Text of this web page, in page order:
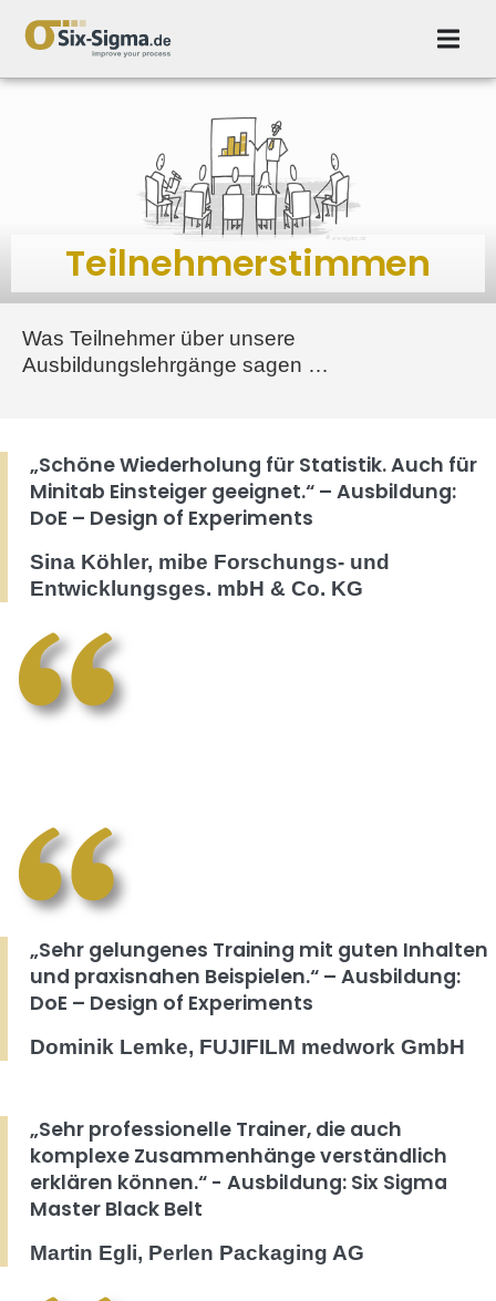
Teilnehmerstimmen
Was Teilnehmer über unsere
Ausbildungslehrgänge sagen …
„Schöne Wiederholung für Statistik. Auch für
Minitab Einsteiger geeignet.“ – Ausbildung:
DoE – Design of Experiments
Sina Köhler, mibe Forschungs- und
Entwicklungsges. mbH & Co. KG
„Sehr gelungenes Training mit guten Inhalten
und praxisnahen Beispielen.“ – Ausbildung:
DoE – Design of Experiments
Dominik Lemke, FUJIFILM medwork GmbH
„Sehr professionelle Trainer, die auch
komplexe Zusammenhänge verständlich
erklären können.“ - Ausbildung: Six Sigma
Master Black Belt
Martin Egli, Perlen Packaging AG